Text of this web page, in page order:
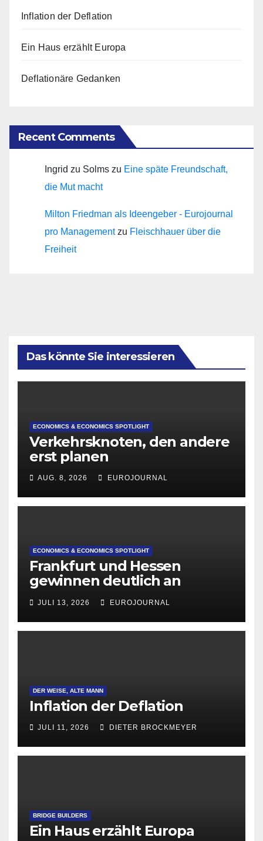
Inflation der Deflation
Ein Haus erzählt Europa
Deflationäre Gedanken
Recent Comments
Ingrid zu Solms zu Eine späte Freundschaft,
die Mut macht
Milton Friedman als Ideengeber - Eurojournal
pro Managementzu Fleischhauer über die
Freiheit
Das könnte Sie interessieren
ECONOMICS & ECONOMICS SPOTLIGHT
Verkehrsknoten, den andere
erst planen
AUG. 8, 2026 EUROJOURNAL
ECONOMICS & ECONOMICS SPOTLIGHT
Frankfurt und Hessen
gewinnen deutlich an
Attraktivität für Startup-
Gründungen
JULI 13, 2026 EUROJOURNAL
DER WEISE, ALTE MANN
Inflation der Deflation
JULI 11, 2026 DIETER BROCKMEYER
BRIDGE BUILDERS
Ein Haus erzählt Europa